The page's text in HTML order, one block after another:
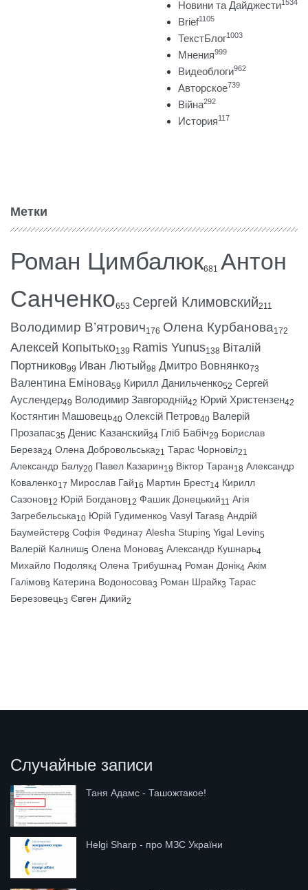
Новини та Дайджести1534
Brief1105
ТекстБлог1003
Мнения999
Видеоблоги962
Авторское739
Війна292
История117
Метки
Роман Цимбалюк681 Антон
Санченко653 Сергей Климовский211
Володимир В’ятрович176 Олена Курбанова172
Алексей Копытько139 Ramis Yunus138 Віталій
Портников99 Иван Лютый98 Дмитро Вовнянко73
Валентина Емінова59 Кирилл Данильченко52 Сергей
Ауслендер49 Володимир Завгородній42 Юрий Христензен42
Костянтин Машовець40 Олексій Петров40 Валерій
Прозапас35 Денис Казанский34 Гліб Бабіч29 Борислав
Береза24 Олена Добровольська21 Тарас Чорновіл21
Александр Балу20 Павел Казарин19 Віктор Таран18 Александр
Коваленко17 Мирослав Гай16 Мартин Брест14 Кирилл
Сазонов12 Юрій Богданов12 Фашик Донецький11 Агія
Загребельська10 Юрій Гудименко9 Vasyl Taras8 Андрій
Баумейстер8 Софія Федина7 Alesha Stupin5 Yigal Levin5
Валерій Калниш5 Олена Монова5 Александр Кушнарь4
Михайло Подоляк4 Олена Трибушна4 Роман Донік4 Акім
Галімов3 Катерина Водоносова3 Роман Шрайк3 Тарас
Березовець3 Євген Дикий2
Случайные записи
Таня Адамс - Ташожтакое!
Helgi Sharp - про МЗС України